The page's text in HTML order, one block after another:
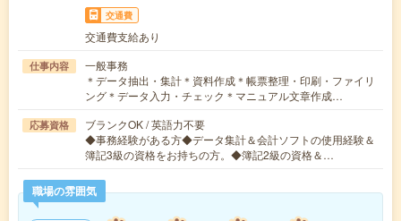
交通費
交通費支給あり
仕事内容
一般事務
＊データ抽出・集計＊資料作成＊帳票整理・印刷・ファイリ
ング＊データ入力・チェック＊マニュアル文章作成…
応募資格
ブランクOK / 英語力不要
◆事務経験がある方◆データ集計＆会計ソフトの使用経験＆
簿記3級の資格をお持ちの方。◆簿記2級の資格＆…
職場の雰囲気